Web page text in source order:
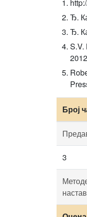
Ђ.
Ђ.
S.V.
Број
3